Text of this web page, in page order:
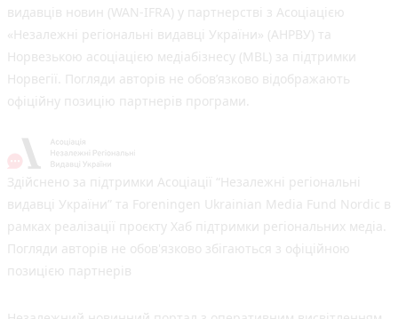
видавців новин (WAN-IFRA) у партнерстві з Асоціацією
«Незалежні регіональні видавці України» (АНРВУ) та
Норвезькою асоціацією медіабізнесу (MBL) за підтримки
Норвегії. Погляди авторів не обов’язково відображають
офіційну позицію партнерів програми.
Здійснено за підтримки Асоціації “Незалежні регіональні
видавці України” та Foreningen Ukrainian Media Fund Nordic в
рамках реалізації проєкту Хаб підтримки регіональних медіа.
Погляди авторів не обов'язково збігаються з офіційною
позицією партнерів